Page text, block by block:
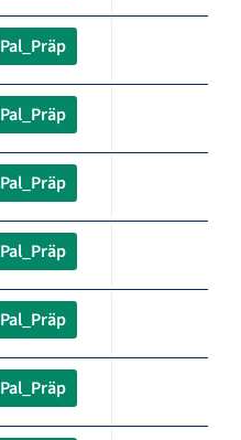
Pal_Präp
Pal_Präp
Pal_Präp
Pal_Präp
Pal_Präp
Pal_Präp